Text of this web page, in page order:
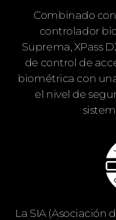
Combinado
controlador
Suprema, XPass
de control de
biométrica con
el nivel de
La SIA (Asociación